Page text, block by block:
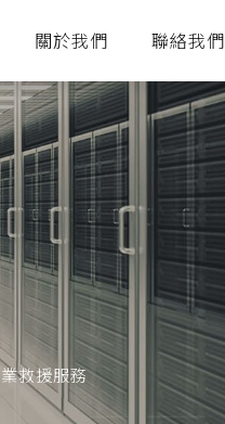
關於我們 聯絡我們
救援服務